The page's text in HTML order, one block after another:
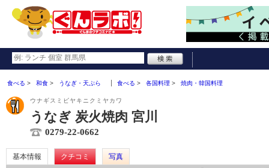
食べる 和食 うなぎ・天ぷら 食べる 各国料理 焼肉・韓国料理
ウナギスミビヤキニクミヤカワ
うなぎ 炭火焼肉 宮川
0279-22-0662
基本情報 クチコミ
写真